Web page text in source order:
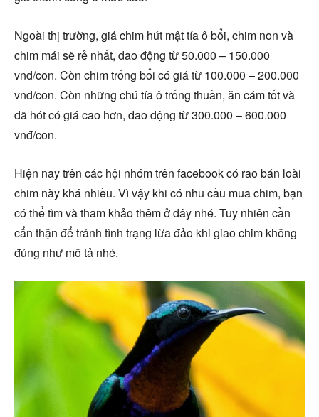
Ngoài thị trường, giá chim hút mật tía ô bổi, chim non và
chim mái sẽ rẻ nhất, dao động từ 50.000 – 150.000
vnđ/con. Còn chim trống bổi có giá từ 100.000 – 200.000
vnđ/con. Còn những chú tía ô trống thuần, ăn cám tốt và
đã hót có giá cao hơn, dao động từ 300.000 – 600.000
vnđ/con.
Hiện nay trên các hội nhóm trên facebook có rao bán loài
chim này khá nhiều. Vì vậy khi có nhu cầu mua chim, bạn
có thể tìm và tham khảo thêm ở đây nhé. Tuy nhiên cần
cẩn thận để tránh tình trạng lừa đảo khi giao chim không
đúng như mô tả nhé.